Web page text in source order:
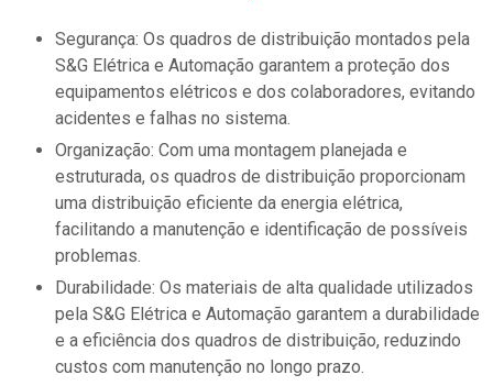
Segurança: Os quadros de distribuição montados pela
S&G Elétrica e Automação garantem a proteção dos
equipamentos elétricos e dos colaboradores, evitando
acidentes e falhas no sistema.
Organização: Com uma montagem planejada e
estruturada, os quadros de distribuição proporcionam
uma distribuição eficiente da energia elétrica,
facilitando a manutenção e identificação de possíveis
problemas.
Durabilidade: Os materiais de alta qualidade utilizados
pela S&G Elétrica e Automação garantem a durabilidade
e a eficiência dos quadros de distribuição, reduzindo
custos com manutenção no longo prazo.